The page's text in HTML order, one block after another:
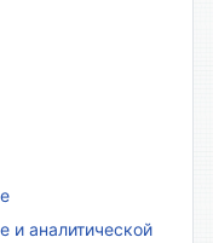
и аналитической